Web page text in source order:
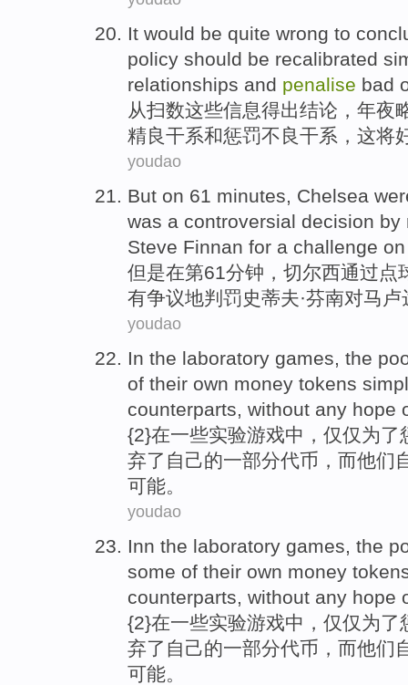
It would be quite wrong to
policy should be recalibrated
relationships and penalise bad
从扫数这些信息得出结论，年夜
精良干系和惩罚不良干系，这将
youdao
But on 61 minutes, Chelsea
was a controversial decision by
Steve Finnan for a challenge
但是在第61分钟 ， 切尔西通过点
有争议地判罚史蒂夫·芬南对马卢
youdao
In the laboratory games, the
of their own money tokens
counterparts, without any hope
{2}在一些实验游戏中， 仅仅为了
弃了 自己的一部分代币 ，而他们
可能。
youdao
Inn the laboratory games the
some of their own money
counterparts without any hope
{2}在一些实验游戏中 ， 仅仅为了
弃了 自己的一部分代币 ，而他们
可能。